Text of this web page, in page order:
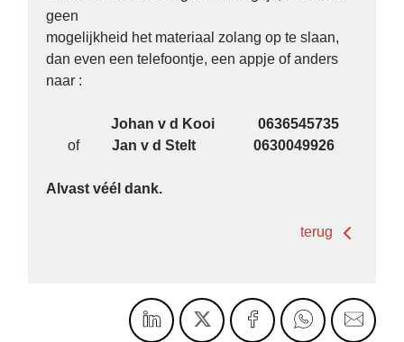
geen
mogelijkheid het materiaal zolang op te slaan,
dan even een telefoontje, een appje of anders
naar :
Johan v d Kooi 0636545735
of Jan v d Stelt 0630049926
Alvast véél dank.
terug